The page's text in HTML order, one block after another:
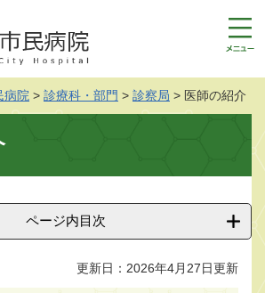
病院 > 診療科・部門 > 診察局 > 医師の紹介
ページ内目次
更新日：2026年4月27日更新